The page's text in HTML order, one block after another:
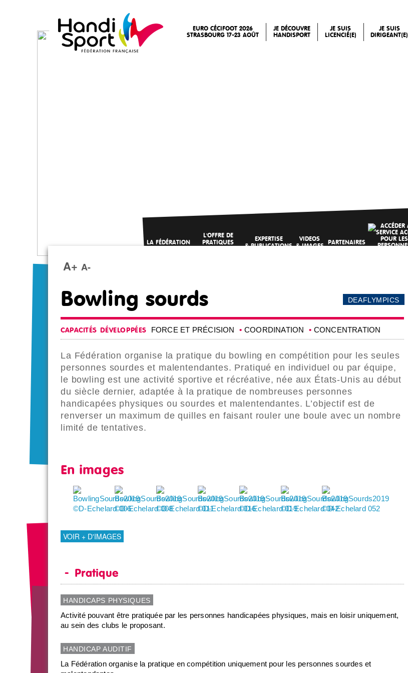
EURO CÉCIFOOT 2026
STRASBOURG 17-23 AOÛT
JE DÉCOUVRE
HANDISPORT
JE SUIS
LICENCIÉ(E)
JE SUIS
DIRIGEANT(E)
LA FÉDÉRATION
L'OFFRE DE
PRATIQUES
EXPERTISE
& PUBLICATIONS
VIDEOS
& IMAGES
PARTENAIRES
A+ A-
Bowling sourds DEAFLYMPICS
CAPACITÉS DÉVELOPPÉES FORCE ET PRÉCISION COORDINATION CONCENTRATION
La Fédération organise la pratique du bowling en compétition pour les seules
personnes sourdes et malentendantes. Pratiqué en individuel ou par équipe,
le bowling est une activité sportive et récréative, née aux États-Unis au début
du siècle dernier, adaptée à la pratique de nombreuses personnes
handicapées physiques ou sourdes et malentendantes. L’objectif est de
renverser un maximum de quilles en faisant rouler une boule avec un nombre
limité de tentatives.
En images
VOIR + D'IMAGES
Pratique
HANDICAPS PHYSIQUES
Activité pouvant être pratiquée par les personnes handicapées physiques, mais en loisir uniquement,
au sein des clubs le proposant.
HANDICAP AUDITIF
La Fédération organise la pratique en compétition uniquement pour les personnes sourdes et